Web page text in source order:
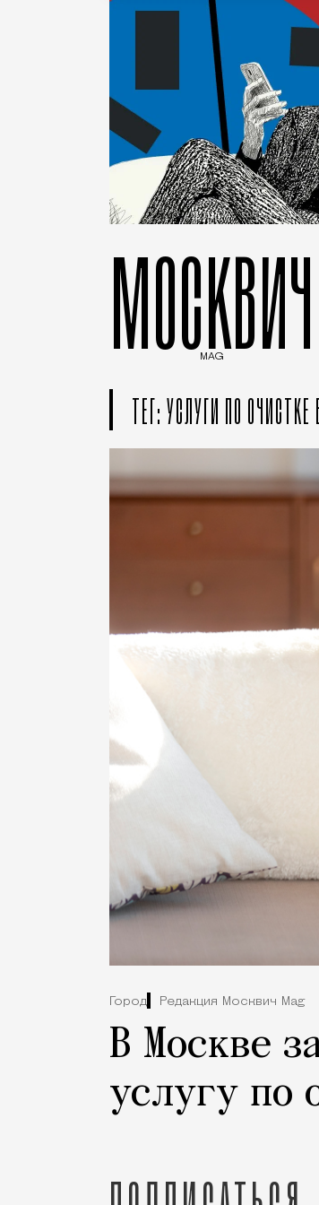
МОСКВИЧ
MAG
ТЕГ: УСЛУГИ ПО
Город Редакция Москвич Mag
В Москве
услугу по